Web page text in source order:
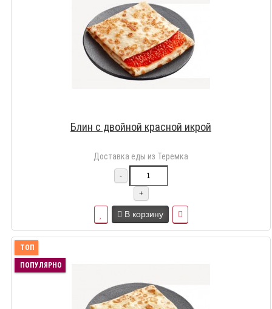
Блин с двойной красной икрой
Доставка еды из Теремка
-
+
В корзину
ТОП
ПОПУЛЯРНО